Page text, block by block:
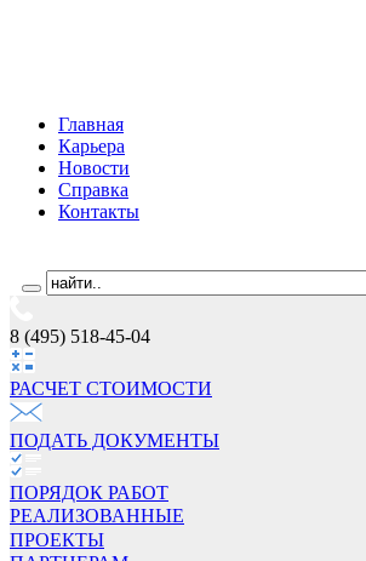
Главная
Карьера
Новости
Справка
Контакты
8 (495) 518-45-04
РАСЧЕТ СТОИМОCТИ
ПОДАТЬ ДОКУМЕНТЫ
ПОРЯДОК РАБОТ
РЕАЛИЗОВАННЫЕ
ПРОЕКТЫ